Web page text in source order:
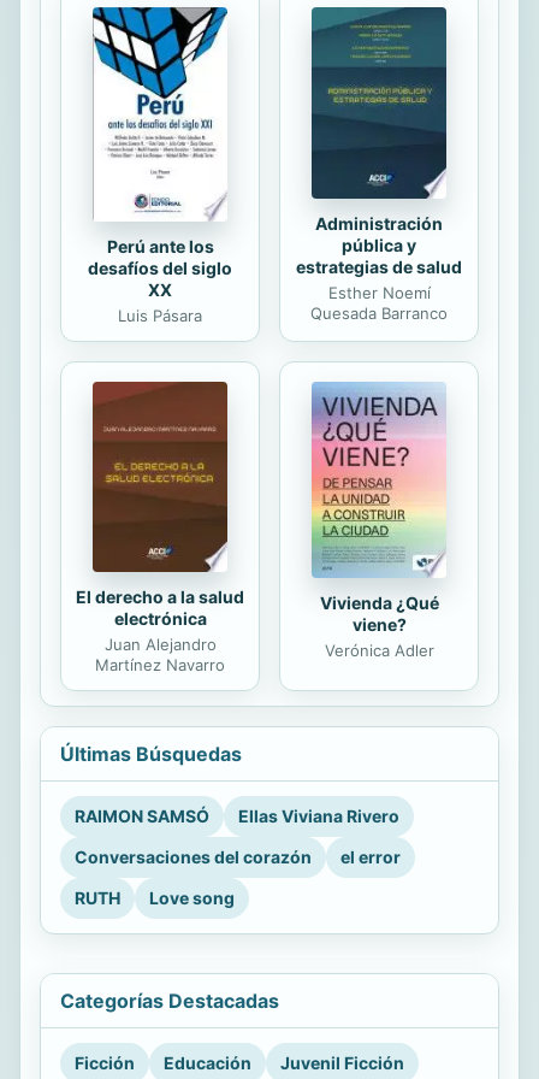
ascenso al poder del tirano en el
primer volumen de la saga.
Perú ante los
desafíos del siglo
XX
Luis Pásara
Administración
pública y
estrategias de salud
Esther Noemí
Quesada Barranco
El derecho a la salud
electrónica
Juan Alejandro
Martínez Navarro
Vivienda ¿Qué
viene?
Verónica Adler
Últimas Búsquedas
RAIMON SAMSÓ
Ellas Viviana Rivero
Conversaciones del corazón
el error
RUTH
Love song
Categorías Destacadas
Ficción Educación Juvenil Ficción